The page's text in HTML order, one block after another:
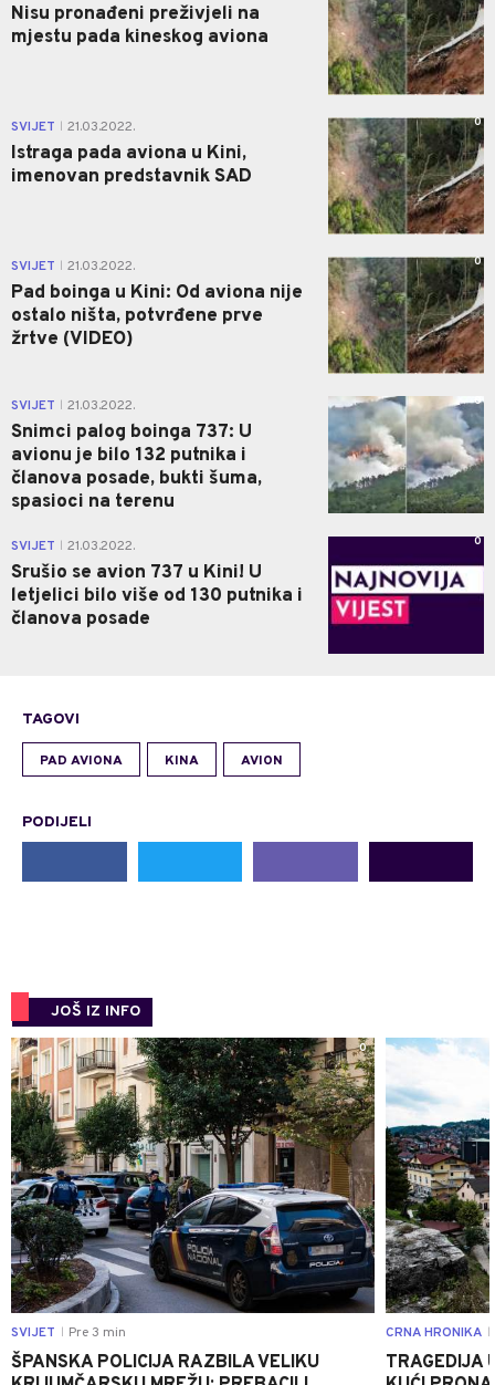
Nisu pronađeni preživjeli na
mjestu pada kineskog aviona
SVIJET 21.03.2022.
Istraga pada aviona u Kini,
imenovan predstavnik SAD
0
SVIJET 21.03.2022.
Pad boinga u Kini: Od aviona nije
ostalo ništa, potvrđene prve
žrtve (VIDEO)
0
SVIJET 21.03.2022.
Snimci palog boinga 737: U
avionu je bilo 132 putnika i
članova posade, bukti šuma,
spasioci na terenu
0
SVIJET 21.03.2022.
Srušio se avion 737 u Kini! U
letjelici bilo više od 130 putnika i
članova posade
0
TAGOVI
PAD AVIONA KINA AVION
PODIJELI
JOŠ IZ INFO
0
SVIJET Pre 3 min
ŠPANSKA POLICIJA RAZBILA VELIKU
CRNA HRONIKA
TRAGEDIJA